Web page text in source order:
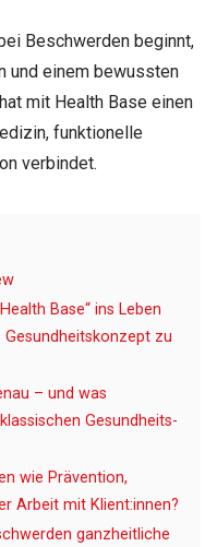
Beschwerden beginnt,
und einem bewussten
mit Health Base einen
funktionelle
verbindet.
Base“ ins Leben
zu
– und was
Gesundheits-
wie Prävention,
Arbeit mit Klient:innen?
ganzheitliche